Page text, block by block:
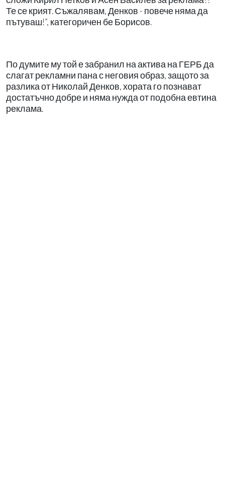
Те се крият. Съжалявам, Денков - повече няма да
пътуваш!”, категоричен бе Борисов.
По думите му той е забранил на актива на ГЕРБ да
слагат рекламни пана с неговия образ, защото за
разлика от Николай Денков, хората го познават
достатъчно добре и няма нужда от подобна евтина
реклама.